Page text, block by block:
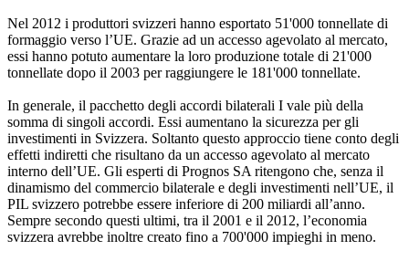
Nel 2012 i produttori svizzeri hanno esportato 51'000 tonnellate di
formaggio verso l’UE. Grazie ad un accesso agevolato al mercato,
essi hanno potuto aumentare la loro produzione totale di 21'000
tonnellate dopo il 2003 per raggiungere le 181'000 tonnellate.
In generale, il pacchetto degli accordi bilaterali I vale più della
somma di singoli accordi. Essi aumentano la sicurezza per gli
investimenti in Svizzera. Soltanto questo approccio tiene conto degli
effetti indiretti che risultano da un accesso agevolato al mercato
interno dell’UE. Gli esperti di Prognos SA ritengono che, senza il
dinamismo del commercio bilaterale e degli investimenti nell’UE, il
PIL svizzero potrebbe essere inferiore di 200 miliardi all’anno.
Sempre secondo questi ultimi, tra il 2001 e il 2012, l’economia
svizzera avrebbe inoltre creato fino a 700'000 impieghi in meno.